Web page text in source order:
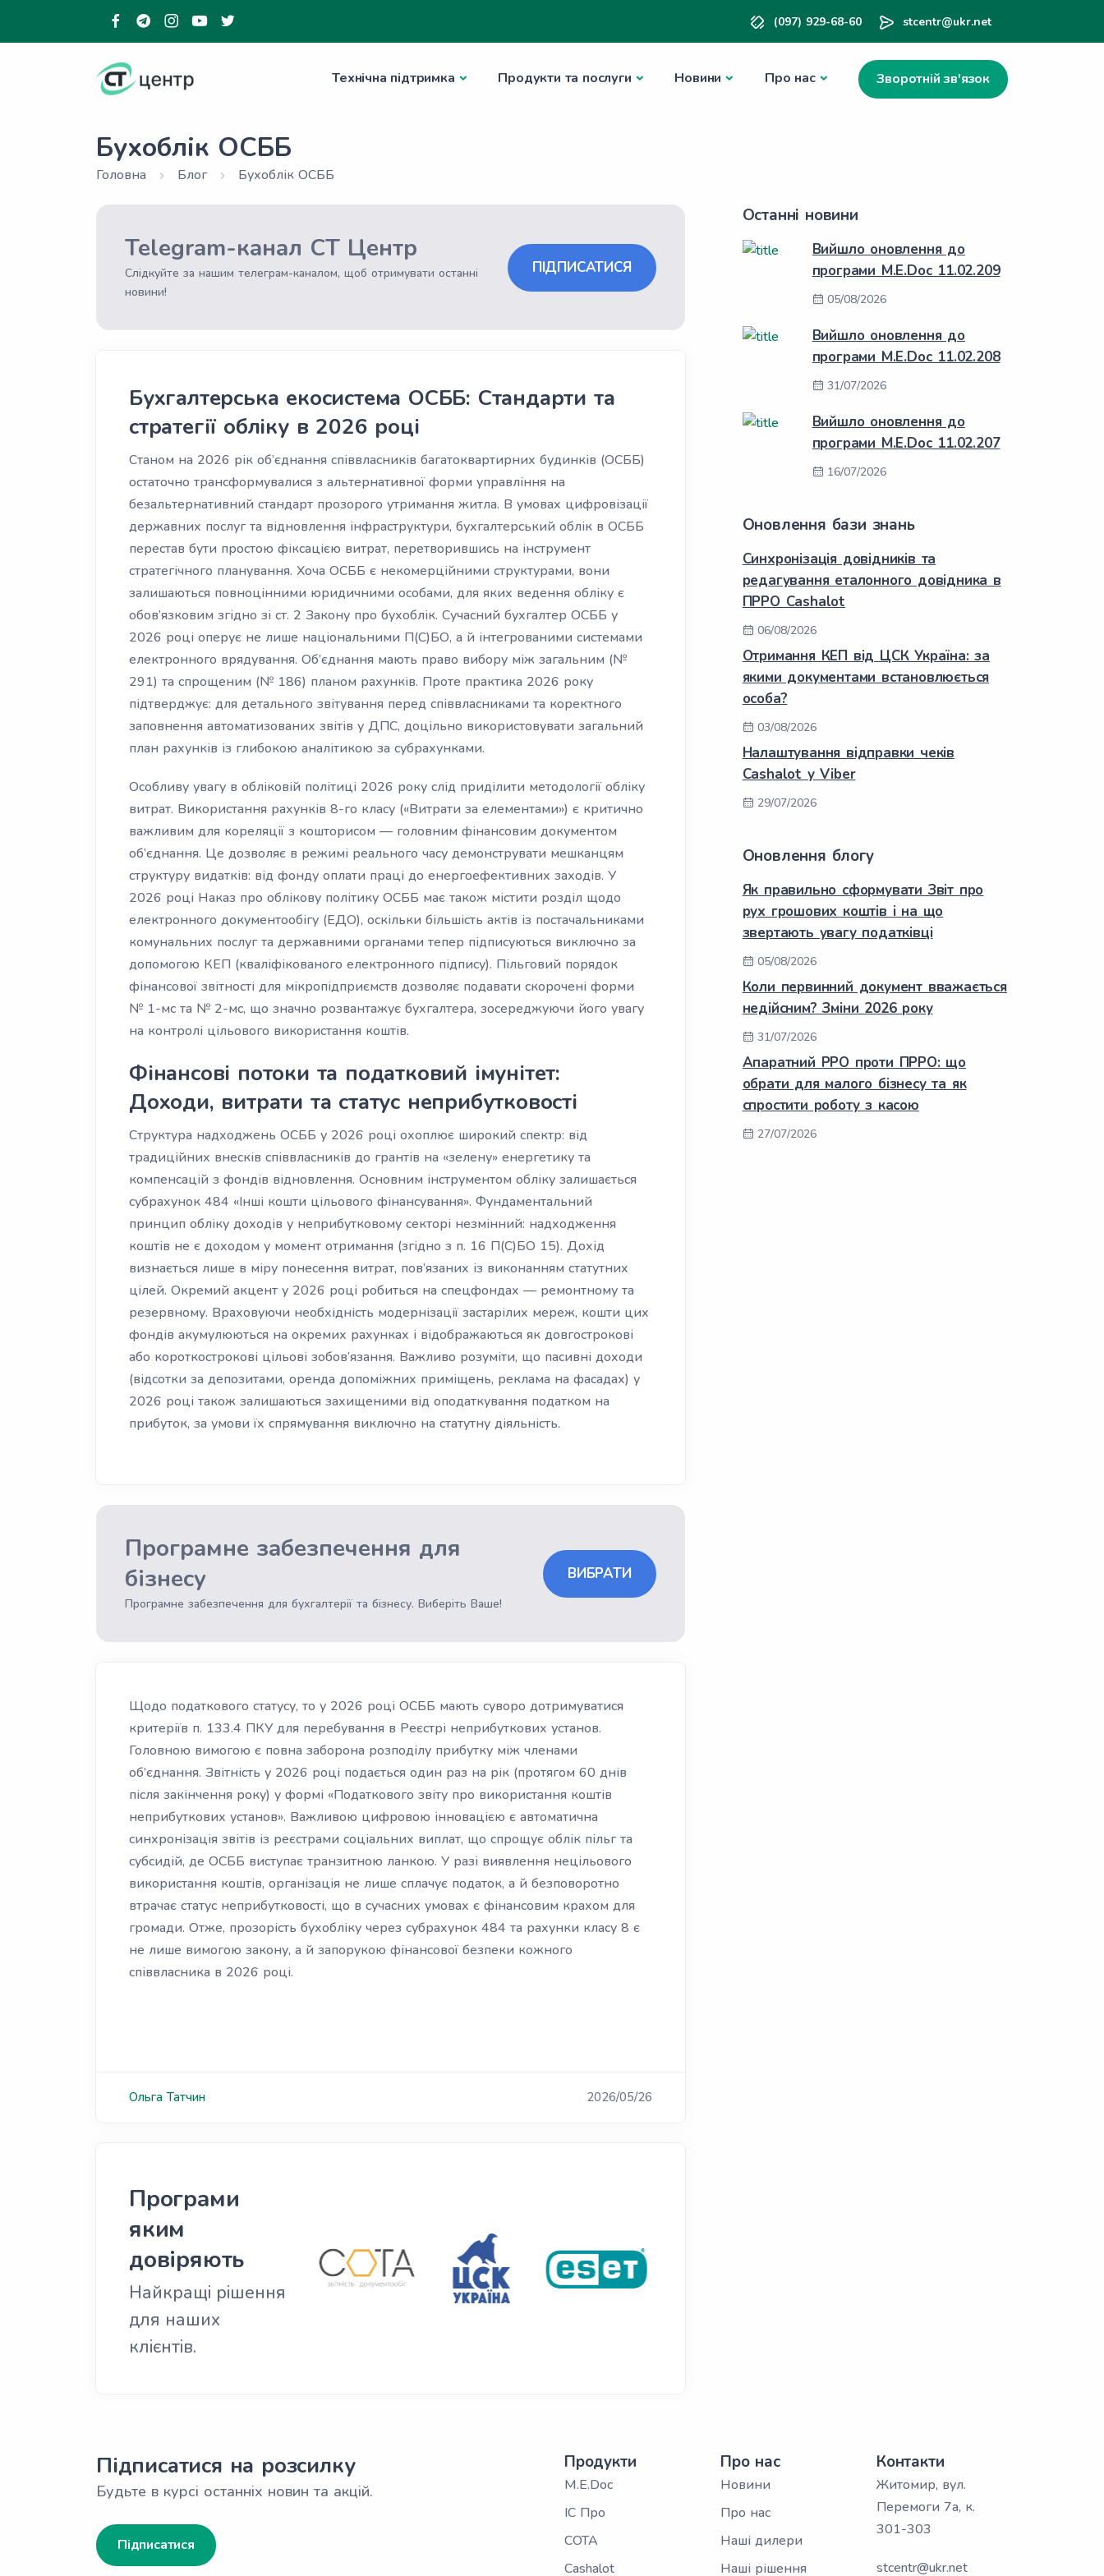
(097) 929-68-60 stcentr@ukr.net
Технічна підтримка Продукти та послуги Новини Про нас Зворотній зв'язок
Бухоблік ОСББ
Головна Блог Бухоблік ОСББ
Telegram-канал СТ Центр
Слідкуйте за нашим телеграм-каналом, щоб отримувати останні
новини!
ПІДПИСАТИСЯ
Бухгалтерська екосистема ОСББ: Стандарти та
стратегії обліку в 2026 році
Станом на 2026 рік об’єднання співвласників багатоквартирних будинків (ОСББ)
остаточно трансформувалися з альтернативної форми управління на
безальтернативний стандарт прозорого утримання житла. В умовах цифровізації
державних послуг та відновлення інфраструктури, бухгалтерський облік в ОСББ
перестав бути простою фіксацією витрат, перетворившись на інструмент
стратегічного планування. Хоча ОСББ є некомерційними структурами, вони
залишаються повноцінними юридичними особами, для яких ведення обліку є
обов’язковим згідно зі ст. 2 Закону про бухоблік. Сучасний бухгалтер ОСББ у
2026 році оперує не лише національними П(С)БО, а й інтегрованими системами
електронного врядування. Об’єднання мають право вибору між загальним (№
291) та спрощеним (№ 186) планом рахунків. Проте практика 2026 року
підтверджує: для детального звітування перед співвласниками та коректного
заповнення автоматизованих звітів у ДПС, доцільно використовувати загальний
план рахунків із глибокою аналітикою за субрахунками.
Особливу увагу в обліковій політиці 2026 року слід приділити методології обліку
витрат. Використання рахунків 8-го класу («Витрати за елементами») є критично
важливим для кореляції з кошторисом — головним фінансовим документом
об’єднання. Це дозволяє в режимі реального часу демонструвати мешканцям
структуру видатків: від фонду оплати праці до енергоефективних заходів. У
2026 році Наказ про облікову політику ОСББ має також містити розділ щодо
електронного документообігу (ЕДО), оскільки більшість актів із постачальниками
комунальних послуг та державними органами тепер підписуються виключно за
допомогою КЕП (кваліфікованого електронного підпису). Пільговий порядок
фінансової звітності для мікропідприємств дозволяє подавати скорочені форми
№ 1-мс та № 2-мс, що значно розвантажує бухгалтера, зосереджуючи його увагу
на контролі цільового використання коштів.
Фінансові потоки та податковий імунітет:
Доходи, витрати та статус неприбутковості
Структура надходжень ОСББ у 2026 році охоплює широкий спектр: від
традиційних внесків співвласників до грантів на «зелену» енергетику та
компенсацій з фондів відновлення. Основним інструментом обліку залишається
субрахунок 484 «Інші кошти цільового фінансування». Фундаментальний
принцип обліку доходів у неприбутковому секторі незмінний: надходження
коштів не є доходом у момент отримання (згідно з п. 16 П(С)БО 15). Дохід
визнається лише в міру понесення витрат, пов’язаних із виконанням статутних
цілей. Окремий акцент у 2026 році робиться на спецфондах — ремонтному та
резервному. Враховуючи необхідність модернізації застарілих мереж, кошти цих
фондів акумулюються на окремих рахунках і відображаються як довгострокові
або короткострокові цільові зобов’язання. Важливо розуміти, що пасивні доходи
(відсотки за депозитами, оренда допоміжних приміщень, реклама на фасадах) у
2026 році також залишаються захищеними від оподаткування податком на
прибуток, за умови їх спрямування виключно на статутну діяльність.
Програмне забезпечення для
бізнесу
Програмне забезпечення для бухгалтерії та бізнесу. Виберіть Ваше!
ВИБРАТИ
Щодо податкового статусу, то у 2026 році ОСББ мають суворо дотримуватися
критеріїв п. 133.4 ПКУ для перебування в Реєстрі неприбуткових установ.
Головною вимогою є повна заборона розподілу прибутку між членами
об’єднання. Звітність у 2026 році подається один раз на рік (протягом 60 днів
після закінчення року) у формі «Податкового звіту про використання коштів
неприбуткових установ». Важливою цифровою інновацією є автоматична
синхронізація звітів із реєстрами соціальних виплат, що спрощує облік пільг та
субсидій, де ОСББ виступає транзитною ланкою. У разі виявлення нецільового
використання коштів, організація не лише сплачує податок, а й безповоротно
втрачає статус неприбутковості, що в сучасних умовах є фінансовим крахом для
громади. Отже, прозорість бухобліку через субрахунок 484 та рахунки класу 8 є
не лише вимогою закону, а й запорукою фінансової безпеки кожного
співвласника в 2026 році.
Ольга Татчин 2026/05/26
Програми
яким
довіряють
Найкращі рішення
для наших
клієнтів.
Останні новини
Вийшло оновлення до
програми M.E.Doc 11.02.209
05/08/2026
Вийшло оновлення до
програми M.E.Doc 11.02.208
31/07/2026
Вийшло оновлення до
програми M.E.Doc 11.02.207
16/07/2026
Оновлення бази знань
Синхронізація довідників та
редагування еталонного довідника в
ПРРО Cashalot
06/08/2026
Отримання КЕП від ЦСК Україна: за
якими документами встановлюється
особа?
03/08/2026
Налаштування відправки чеків
Cashalot у Viber
29/07/2026
Оновлення блогу
Як правильно сформувати Звіт про
рух грошових коштів і на що
звертають увагу податківці
05/08/2026
Коли первинний документ вважається
недійсним? Зміни 2026 року
31/07/2026
Апаратний РРО проти ПРРО: що
обрати для малого бізнесу та як
спростити роботу з касою
27/07/2026
Підписатися на розсилку
Будьте в курсі останніх новин та акцій.
Підписатися
Продукти
M.E.Doc
ІС Про
СОТА
Cashalot
Про нас
Новини
Про нас
Наші дилери
Наші рішення
Контакти
Житомир, вул.
Перемоги 7а, к.
301-303
stcentr@ukr.net